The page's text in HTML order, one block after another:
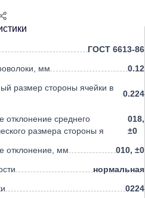
ГОСТ 6613-86
мм
0.12
размер стороны ячейки в
0.224
отклонение среднего
размера стороны я
018,
±0
отклонение, мм
010, ±0
нормальная
0224